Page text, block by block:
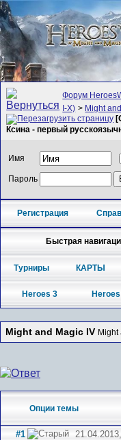
Форум
I-X) > Might
Ксина - первый
Имя
Пароль
Регистрация
Быстрая
Турниры КАРТЫ
Heroes 3
Might and Magic IV Might
Опции темы
#1